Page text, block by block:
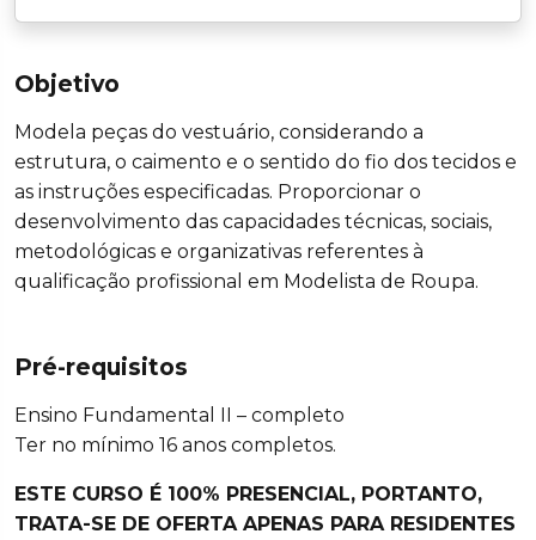
Objetivo
Modela peças do vestuário, considerando a
estrutura, o caimento e o sentido do fio dos tecidos e
as instruções especificadas. Proporcionar o
desenvolvimento das capacidades técnicas, sociais,
metodológicas e organizativas referentes à
qualificação profissional em Modelista de Roupa.
Pré-requisitos
Ensino Fundamental II – completo
Ter no mínimo 16 anos completos.
ESTE CURSO É 100% PRESENCIAL, PORTANTO,
TRATA-SE DE OFERTA APENAS PARA RESIDENTES